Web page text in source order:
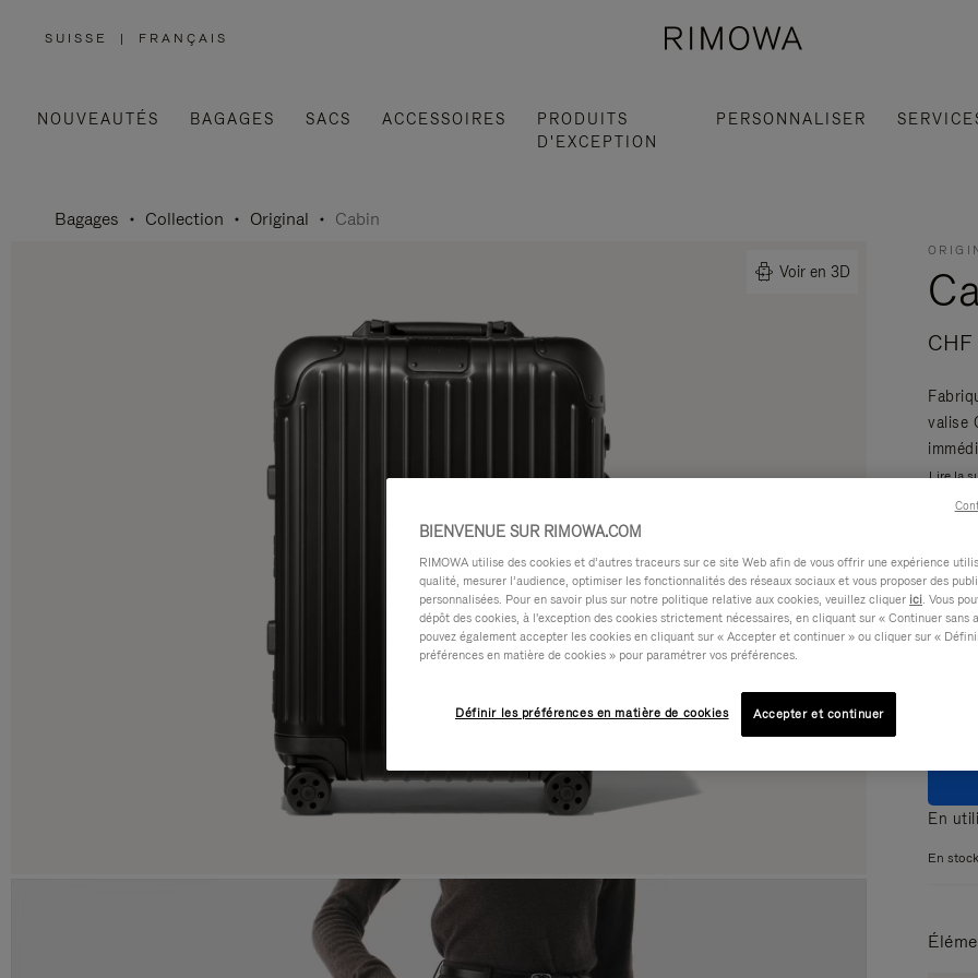
SUISSE
,
| FRANÇAIS
NOUVEAUTÉS BAGAGES SACS ACCESSOIRES
PRODUITS
D'EXCEPTION
PERSONNALISER
Bagages Collection Original Cabin
Voir en 3D
valise
Lire la
En
En stock
BIENVENUE SUR RIMOWA.COM
RIMOWA utilise des cookies et d’autres traceurs sur ce site Web afin de vous offrir une expérience
qualité, mesurer l’audience, optimiser les fonctionnalités des réseaux sociaux et vous proposer des
personnalisées. Pour en savoir plus sur notre politique relative aux cookies, veuillez cliquer ici. Vous
dépôt des cookies, à l'exception des cookies strictement nécessaires, en cliquant sur « Continuer sans
pouvez également accepter les cookies en cliquant sur « Accepter et continuer » ou cliquer sur «
préférences en matière de cookies » pour paramétrer vos préférences.
Définir les préférences en matière de cookies Accepter et continuer